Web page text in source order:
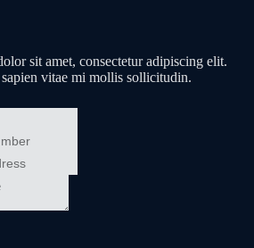
sit amet, consectetur adipiscing elit.
vitae mi mollis sollicitudin.